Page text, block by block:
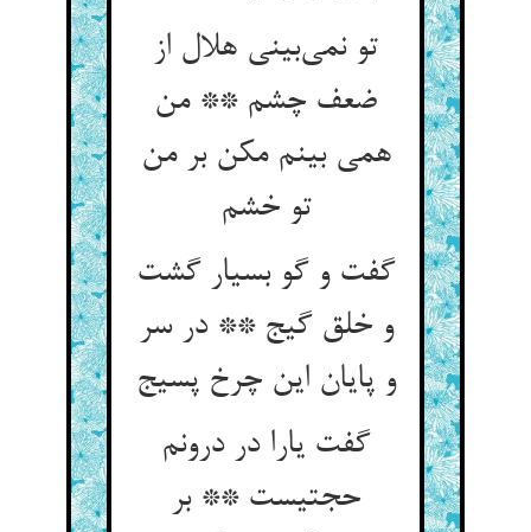
تو نمی‌بینی هلال از
ضعف چشم ** من
همی بینم مکن بر من
تو خشم
گفت و گو بسیار گشت
و خلق گیج ** در سر
و پایان این چرخ پسیج
گفت یارا در درونم
حجتیست ** بر